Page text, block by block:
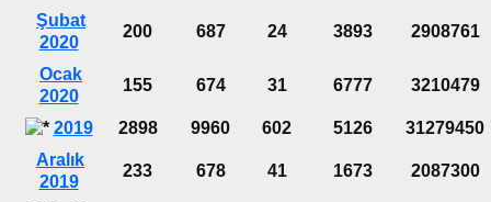
Şubat
2020
200 687 24 3893 2908761
Ocak
2020
155 674 31 6777 3210479
2019 2898 9960 602 5126
31279450
Aralık
2019
233 678 41 1673 2087300